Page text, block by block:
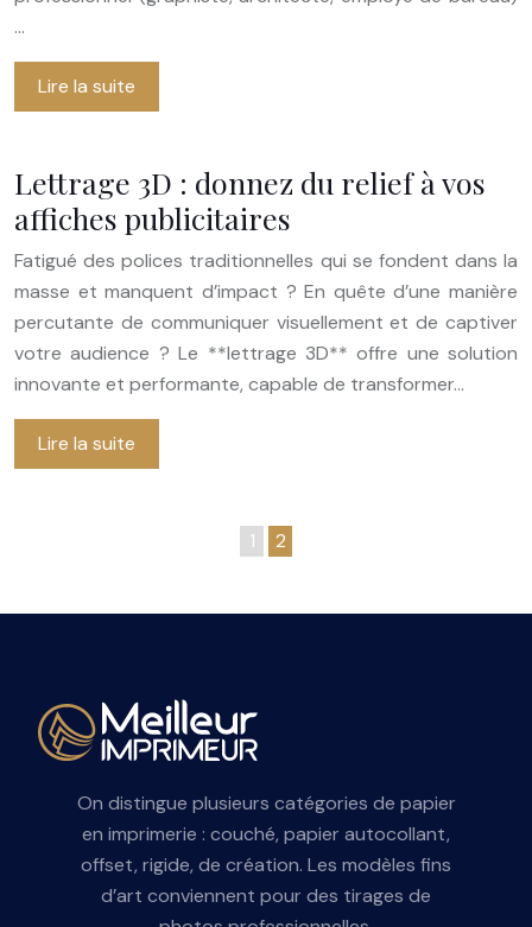
…
Lire la suite
Lettrage 3D : donnez du relief à vos
affiches publicitaires
Fatigué des polices traditionnelles qui se fondent dans la
masse et manquent d’impact ? En quête d’une manière
percutante de communiquer visuellement et de captiver
votre audience ? Le **lettrage 3D** offre une solution
innovante et performante, capable de transformer…
Lire la suite
1 2
On distingue plusieurs catégories de papier
en imprimerie : couché, papier autocollant,
offset, rigide, de création. Les modèles fins
d’art conviennent pour des tirages de